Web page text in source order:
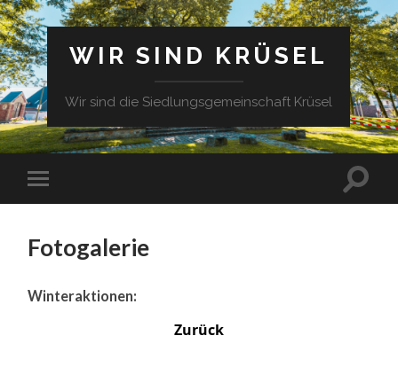
WIR SIND KRÜSEL
Wir sind die Siedlungsgemeinschaft Krüsel
Fotogalerie
Winteraktionen:
Zurück